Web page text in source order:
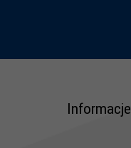
Informacje